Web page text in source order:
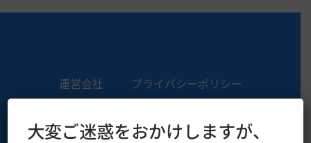
運営会社 プライバシーポリシー
Copyright © 2016–2026 kaoruya.org All Rights Reserved.
大変ご迷惑をおかけしますが、